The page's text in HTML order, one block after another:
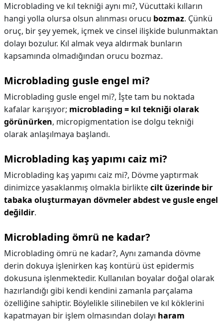
Microblading ve kıl tekniği aynı mı?, Vücuttaki kılların
hangi yolla olursa olsun alınması orucu bozmaz. Çünkü
oruç, bir şey yemek, içmek ve cinsel ilişkide bulunmaktan
dolayı bozulur. Kıl almak veya aldırmak bunların
kapsamında olmadığından orucu bozmaz.
Microblading gusle engel mi?
Microblading gusle engel mi?, İşte tam bu noktada
kafalar karışıyor; microblading = kıl tekniği olarak
görünürken, micropigmentation ise dolgu tekniği
olarak anlaşılmaya başlandı.
Microblading kaş yapımı caiz mi?
Microblading kaş yapımı caiz mi?, Dövme yaptırmak
dinimizce yasaklanmış olmakla birliktecilt üzerinde bir
tabaka oluşturmayan dövmeler abdest ve gusle engel
değildir.
Microblading ömrü ne kadar?
Microblading ömrü ne kadar?, Aynı zamanda dövme
derin dokuya işlenirken kaş kontürü üst epidermis
dokusuna işlenmektedir. Kullanılan boyalar doğal olarak
hazırlandığı gibi kendi kendini zamanla parçalama
özelliğine sahiptir. Böylelikle silinebilen ve kıl köklerini
kapatmayan bir işlem olmasından dolayı haram